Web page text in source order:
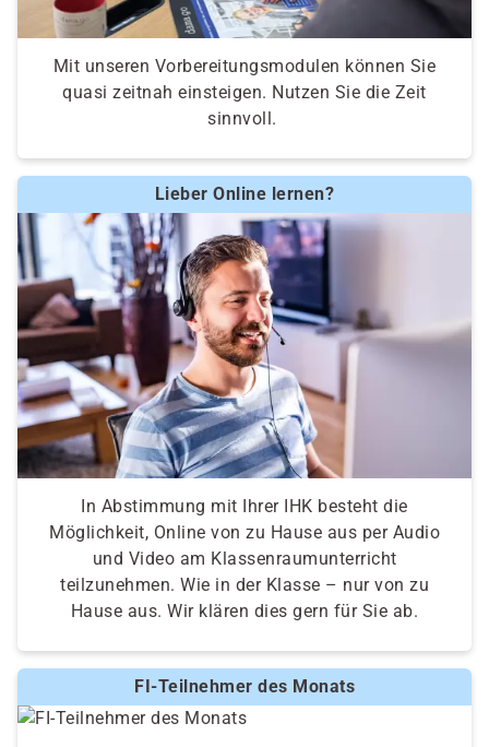
Mit unseren Vorbereitungsmodulen können Sie
quasi zeitnah einsteigen. Nutzen Sie die Zeit
sinnvoll.
Lieber Online lernen?
In Abstimmung mit Ihrer IHK besteht die
Möglichkeit, Online von zu Hause aus per Audio
und Video am Klassenraumunterricht
teilzunehmen. Wie in der Klasse – nur von zu
Hause aus. Wir klären dies gern für Sie ab.
FI-Teilnehmer des Monats